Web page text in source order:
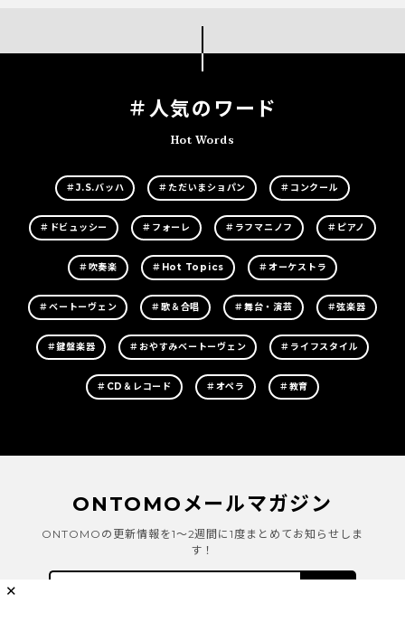
＃人気のワード
Hot Words
＃J.S.バッハ ＃ただいまショパン ＃コンクール
＃ドビュッシー ＃フォーレ ＃ラフマニノフ ＃ピアノ
＃吹奏楽 ＃Hot Topics ＃オーケストラ
＃ベートーヴェン ＃歌＆合唱 ＃舞台・演芸 ＃弦楽器
＃鍵盤楽器 ＃おやすみベートーヴェン ＃ライフスタイル
＃CD＆レコード ＃オペラ ＃教育
ONTOMOメールマガジン
ONTOMOの更新情報を1～2週間に1度まとめてお知らせしま
す！
✕